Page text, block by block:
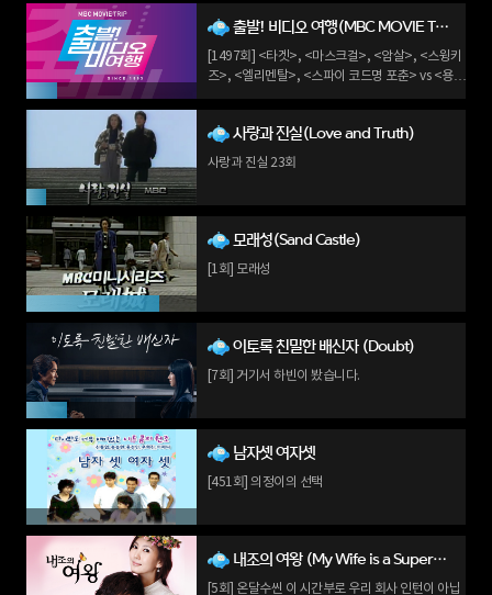
출발! 비디오 여행(MBC MOVIE TRIP)
[1497회] <타겟>, <마스크걸>, <암살>, <스윙키
즈>, <엘리멘탈>, <스파이 코드명 포춘> vs <용의
자>
사랑과 진실(Love and Truth)
사랑과 진실 23회
모래성(Sand Castle)
[1회] 모래성
이토록 친밀한 배신자 (Doubt)
[7회] 거기서 하빈이 봤습니다.
남자셋 여자셋
[451회] 의정이의 선택
내조의 여왕 (My Wife is a Superwoman)
[5회] 온달수씬 이 시간부로 우리 회사 인턴이 아닙